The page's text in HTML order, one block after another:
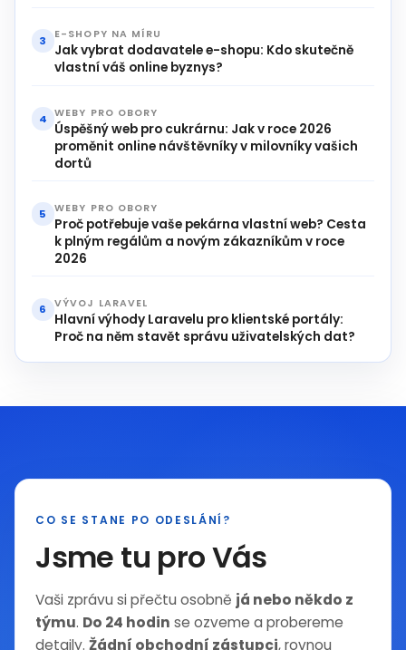
3 E-SHOPY NA MÍRU
Jak vybrat dodavatele e-shopu: Kdo skutečně
vlastní váš online byznys?
4 WEBY PRO OBORY
Úspěšný web pro cukrárnu: Jak v roce 2026
proměnit online návštěvníky v milovníky vašich
dortů
5 WEBY PRO OBORY
Proč potřebuje vaše pekárna vlastní web? Cesta
k plným regálům a novým zákazníkům v roce
2026
6 VÝVOJ LARAVEL
Hlavní výhody Laravelu pro klientské portály:
Proč na něm stavět správu uživatelských dat?
CO SE STANE PO ODESLÁNÍ?
Jsme tu pro Vás
Vaši zprávu si přečtu osobně já nebo někdo z
týmu. Do 24 hodin se ozveme a probereme
detaily.Žádní obchodní zástupci, rovnou